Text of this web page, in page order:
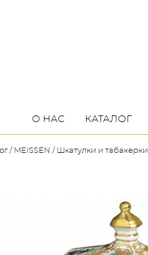
О НАС КАТАЛОГ
MEISSEN Шкатулки и табакерки